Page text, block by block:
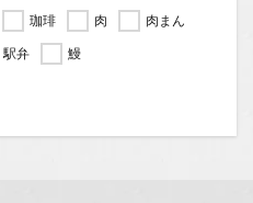
珈琲 肉
肉まん
駅弁 鰻